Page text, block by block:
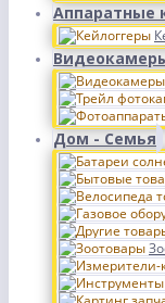
Аппаратные
Дом - Семья